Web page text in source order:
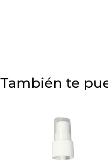
También te